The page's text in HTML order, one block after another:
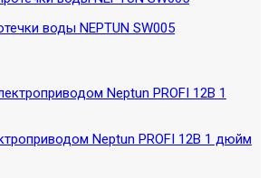
воды NEPTUN SW005
Neptun PROFI 12В 1 дюйм